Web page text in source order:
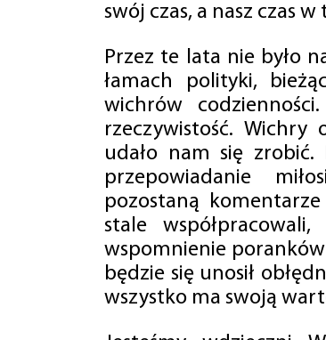
swój czas, a nasz czas
Przez te lata nie było
łamach polityki,
wichrów
rzeczywistość. Wichry
udało nam się zrobić.
przepowiadanie
pozostaną
stale
wspomnienie
będzie się unosił
wszystko ma swoją